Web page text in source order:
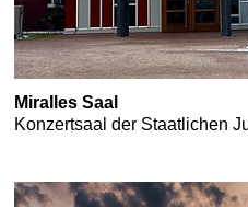
Miralles Saal
Konzertsaal der Staatlichen